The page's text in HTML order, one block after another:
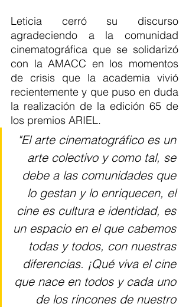
Leticia cerró su discurso
agradeciendo a la comunidad
cinematográfica que se solidarizó
con la AMACC en los momentos
de crisis que la academia vivió
recientemente y que puso en duda
la realización de la edición 65 de
los premios ARIEL.
"El arte cinematográfico es un
arte colectivo y como tal, se
debe a las comunidades que
lo gestan y lo enriquecen, el
cine es cultura e identidad, es
un espacio en el que cabemos
todas y todos, con nuestras
diferencias. ¡Qué viva el cine
que nace en todos y cada uno
de los rincones de nuestro